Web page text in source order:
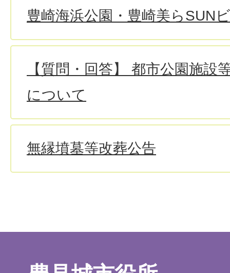
豊崎海浜公園・豊崎美らSUN
【質問・回答】 都市公園施設
について
無縁墳墓等改葬公告